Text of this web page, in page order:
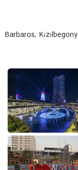
Barbaros,